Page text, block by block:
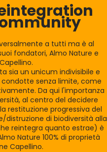
a tutti ma è al
fondatori, Almo Nature e
sia un unicum indivisibile e
senza limite, come
Da qui l'importanza
al centro del decidere
restituzione progressiva del
di biodiversità alla
reintegra quanto estrae) è
Nature 100% di proprietà
Capellino.